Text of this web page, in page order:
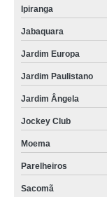
Ipiranga
Jabaquara
Jardim Europa
Jardim Paulistano
Jardim Ângela
Jockey Club
Moema
Parelheiros
Sacomã